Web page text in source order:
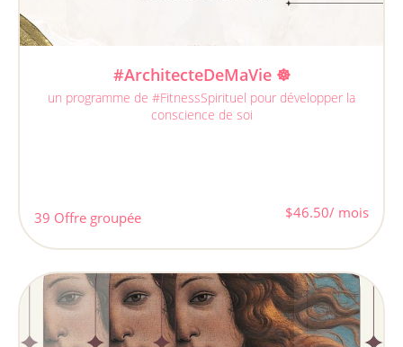
#ArchitecteDeMaVie ☸️
un programme de #FitnessSpirituel pour développer la
conscience de soi
39 Offre groupée $46.50/ mois